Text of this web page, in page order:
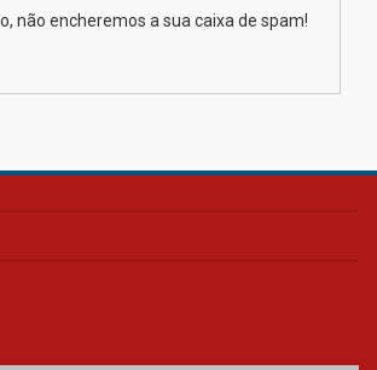
Transformadora reúne
não encheremos a sua caixa de spam!